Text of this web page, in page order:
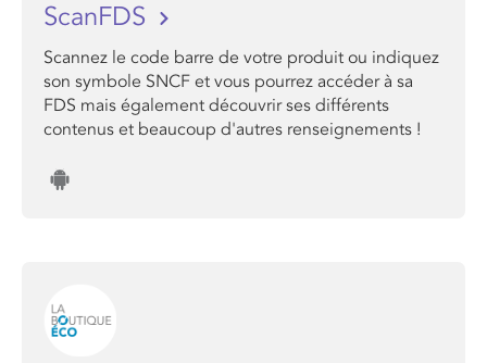
ScanFDS
Scannez le code barre de votre produit ou indiquez
son symbole SNCF et vous pourrez accéder à sa
FDS mais également découvrir ses différents
contenus et beaucoup d'autres renseignements !